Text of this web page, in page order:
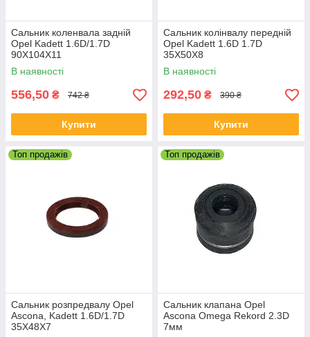
Сальник коленвала задній
Opel Kadett 1.6D/1.7D
90X104X11
В наявності
556,50 ₴ 742 ₴
Купити
Сальник колінвалу передній
Opel Kadett 1.6D 1.7D
35X50X8
В наявності
292,50 ₴ 390 ₴
Купити
Топ продажів
Сальник розпредвалу Opel
Ascona, Kadett 1.6D/1.7D
35X48X7
Топ продажів
Сальник клапана Opel
Ascona Omega Rekord 2.3D
7мм